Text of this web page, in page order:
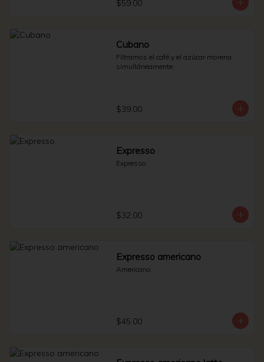
$59.00
Cubano
Filtramos el café y el azúcar morena
simultáneamente.
$39.00
Expresso
Expresso.
$32.00
Expresso americano
Americano.
$45.00